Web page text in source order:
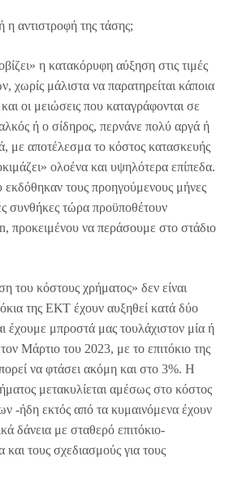
η αντιστροφή της τάσης;
η κατακόρυφη αύξηση στις τιμές
χωρίς μάλιστα να παρατηρείται κάποια
οι μειώσεις που καταγράφονται σε
ή ο σίδηρος, περνάνε πολύ αργά ή
με αποτέλεσμα το κόστος κατασκευής
ολοένα και υψηλότερα επίπεδα.
εκδόθηκαν τους προηγούμενους μήνες
συνθήκες τώρα προϋποθέτουν
προκειμένου να περάσουμε στο στάδιο
του κόστους χρήματος» δεν είναι
της ΕΚΤ έχουν αυξηθεί κατά δύο
έχουμε μπροστά μας τουλάχιστον μία ή
Μάρτιο του 2023, με το επιτόκιο της
να φτάσει ακόμη και στο 3%. Η
μετακυλίεται αμέσως στο κόστος
-ήδη εκτός από τα κυμαινόμενα έχουν
δάνεια με σταθερό επιτόκιο-
και τους σχεδιασμούς για τους